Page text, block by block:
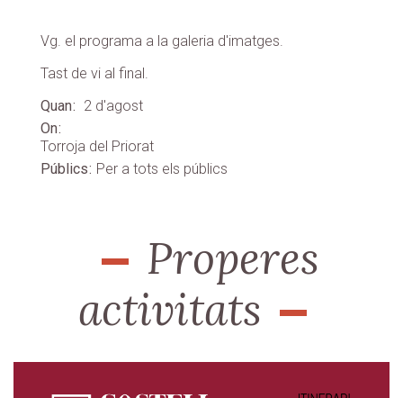
Quan
dissabte 25 de juliol
On
Cabacés
Públics Infantil
Properes
activitats